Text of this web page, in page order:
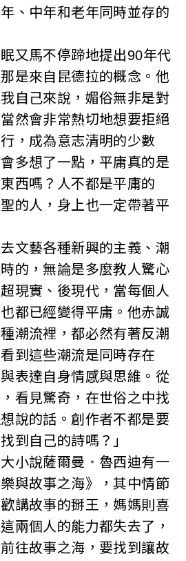
、中年和老年同時並存的
馬不停蹄地提出90年代
是來自昆德拉的概念。他
自己來說，媚俗無非是對
然會非常熱切地想要拒絕
，成為意志清明的少數
多想了一點，平庸真的是
西嗎？人不都是平庸的
的人，身上也一定帶著平
藝各種新興的主義、潮
的，無論是多麼教人驚心
現實、後現代，當每個人
都已經變得平庸。他赤誠
潮流裡，都必然有著反潮
到這些潮流是同時存在
表達自身情感與思維。從
看見驚奇，在世俗之中找
說的話。創作者不都是要
到自己的詩嗎？」
小說薩爾曼 ・ 魯西迪有一
與故事之海》，其中情節
講故事的掰王，媽媽則喜
兩個人的能力都失去了，
往故事之海，要找到讓故